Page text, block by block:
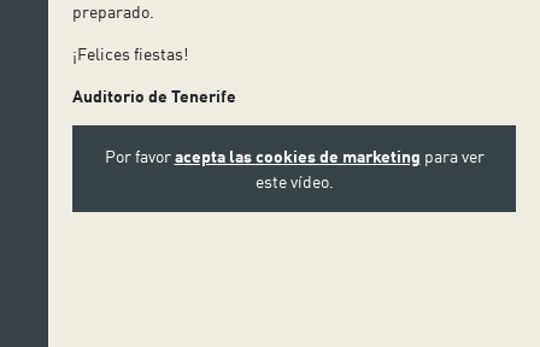
preparado.
¡Felices fiestas!
Auditorio de Tenerife
Por favoracepta las cookies de marketing para ver
este vídeo.